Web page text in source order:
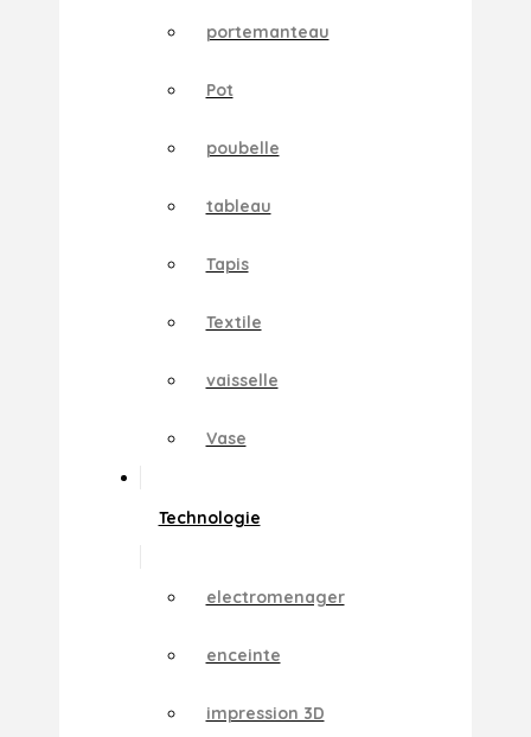
portemanteau
Pot
poubelle
tableau
Tapis
Textile
vaisselle
Vase
Technologie
electromenager
enceinte
impression 3D